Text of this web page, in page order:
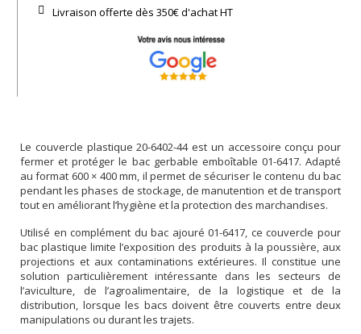
Livraison offerte dès 350€ d'achat​ HT
Le couvercle plastique 20-6402-44 est un accessoire conçu pour
fermer et protéger le bac gerbable emboîtable 01-6417. Adapté
au format 600 × 400 mm, il permet de sécuriser le contenu du bac
pendant les phases de stockage, de manutention et de transport
tout en améliorant l’hygiène et la protection des marchandises.
Utilisé en complément du bac ajouré 01-6417, ce couvercle pour
bac plastique limite l’exposition des produits à la poussière, aux
projections et aux contaminations extérieures. Il constitue une
solution particulièrement intéressante dans les secteurs de
l’aviculture, de l’agroalimentaire, de la logistique et de la
distribution, lorsque les bacs doivent être couverts entre deux
manipulations ou durant les trajets.